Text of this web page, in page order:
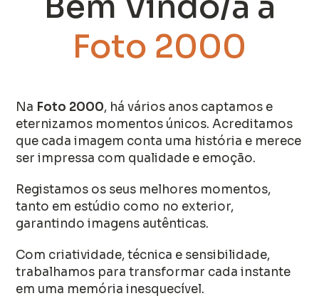
Foto 2000
Na Foto 2000, há vários anos captamos e
eternizamos momentos únicos. Acreditamos
que cada imagem conta uma história e merece
ser impressa com qualidade e emoção.
Registamos os seus melhores momentos,
tanto em estúdio como no exterior,
garantindo imagens autênticas.
Com criatividade, técnica e sensibilidade,
trabalhamos para transformar cada instante
em uma memória inesquecível.